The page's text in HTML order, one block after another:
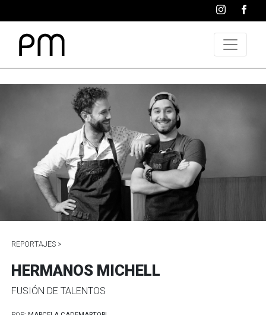
REPORTAJES >
HERMANOS MICHELL
FUSIÓN DE TALENTOS